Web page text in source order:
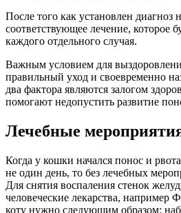
После того как установлен диагноз
соответствующее лечение, которое
каждого отдельного случая.
Важным условием для
правильный уход и своевременно
два фактора являются залогом
помогают недопустить развитие
Лечебные
Когда у кошки начался понос и
не один день, то без лечебных
Для снятия воспаления стенок
человеческие лекарства, например
коту нужно следующим образом: